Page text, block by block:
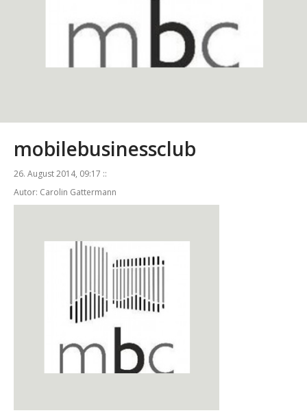
mobilebusinessclub
26. August 2014, 09:17 ::
Autor: Carolin Gattermann